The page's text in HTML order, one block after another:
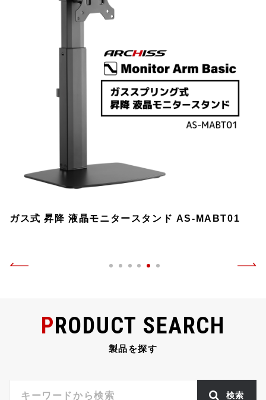
ガス式 昇降 液晶モニタースタンド AS-MABT01
PRODUCT SEARCH
製品を探す
検索